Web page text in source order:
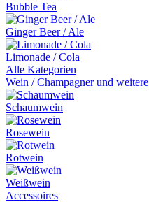
Bubble Tea
Ginger Beer / Ale
Limonade / Cola
Alle Kategorien
Wein / Champagner und weitere
Schaumwein
Rosewein
Rotwein
Weißwein
Accessoires